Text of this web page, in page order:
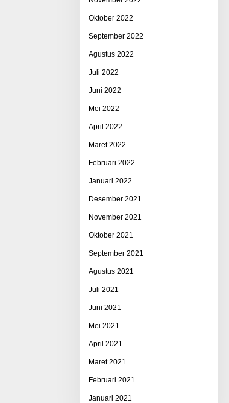
Oktober 2022
September 2022
Agustus 2022
Juli 2022
Juni 2022
Mei 2022
April 2022
Maret 2022
Februari 2022
Januari 2022
Desember 2021
November 2021
Oktober 2021
September 2021
Agustus 2021
Juli 2021
Juni 2021
Mei 2021
April 2021
Maret 2021
Februari 2021
Januari 2021